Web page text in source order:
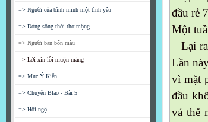
=> Người của bình minh một tình yêu
=> Dòng sông thời thơ mộng
=> Người bạn bốn màu
=> Lời xin lỗi muộn màng
=> Mục Ý Kiến
=> Chuyện Blao - Bài 5
=> Hội ngộ
đầu rẻ
Một
Lại ra
Lần
vì mặt
đầu
vả thế